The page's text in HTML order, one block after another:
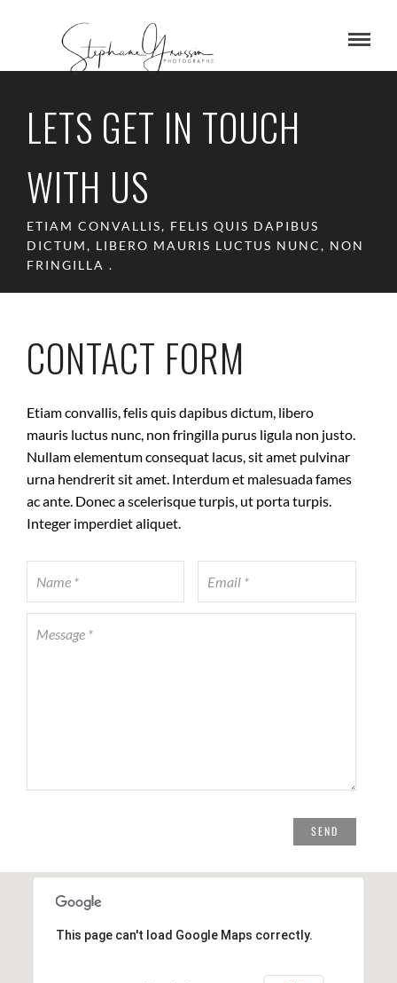
LETS GET IN TOUCH
WITH US
ETIAM CONVALLIS, FELIS QUIS DAPIBUS
DICTUM, LIBERO MAURIS LUCTUS NUNC, NON
FRINGILLA .
CONTACT FORM
Etiam convallis, felis quis dapibus dictum, libero
mauris luctus nunc, non fringilla purus ligula non justo.
Nullam elementum consequat lacus, sit amet pulvinar
urna hendrerit sit amet. Interdum et malesuada fames
ac ante. Donec a scelerisque turpis, ut porta turpis.
Integer imperdiet aliquet.
This page can't load Google Maps correctly.